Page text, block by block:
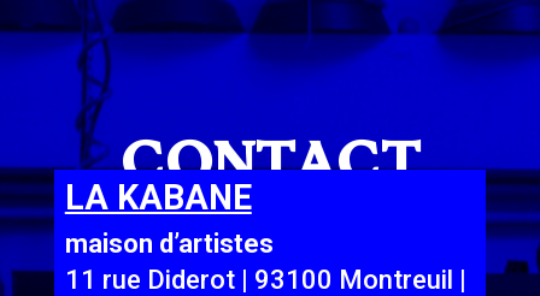
Contact
LA KABANE
maison d’artistes
11 rue Diderot | 93100 Montreuil |